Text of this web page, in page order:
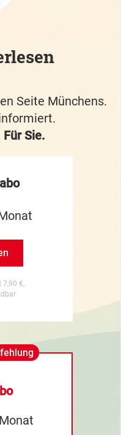
Seite Münchens.
Sie.
7,90 €,